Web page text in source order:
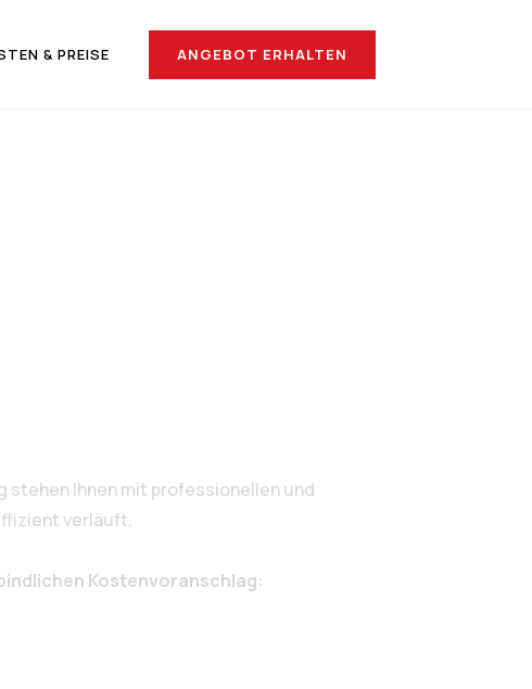
& PREISE ANGEBOT ERHALTEN
stehen Ihnen mit professionellen und
verläuft.
Kostenvoranschlag: